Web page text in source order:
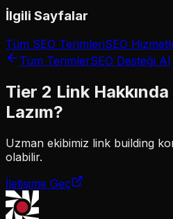
İlgili Sayfalar
Tüm SEO TerimleriSEO
Tüm TerimlerSEO Desteği Al
Tier 2 Link Hakkında
Lazım?
Uzman ekibimiz link building
olabilir.
İletişime Geç